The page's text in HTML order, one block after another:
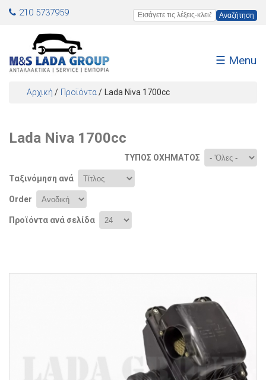
Jump to navigation
210 5737959 Εισάγετε τις λέξεις-κλειδιά
☰ Menu
Είστε εδώ
Αρχική / Προϊόντα / Lada Niva 1700cc
Lada Niva 1700cc
ΤΎΠΟΣ ΟΧΉΜΑΤΟΣ
Ταξινόμηση ανά
Order
Προϊόντα ανά σελίδα